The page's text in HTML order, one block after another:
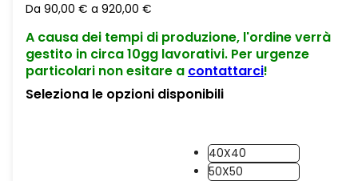
Da 90,00 € a 920,00 €
A causa dei tempi di produzione, l'ordine verrà
gestito in circa 10gg lavorativi. Per urgenze
particolari non esitare a contattarci!
Seleziona le opzioni disponibili
40X40
50X50